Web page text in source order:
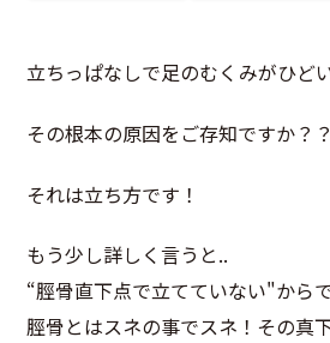
立ちっぱなしで足のむくみがひど
その根本の原因をご存知ですか？？
それは立ち方です！
もう少し詳しく言うと..
“脛骨直下点で立てていない"からで
脛骨とはスネの事でスネ！その真